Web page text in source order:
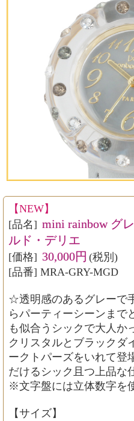
【NEW】
[品名] mini rainbow グ
ルド・デリエ
[価格] 30,000円 (税別)
[品番] MRA-GRY-MGD
☆透明感のあるグレーで
らパーティーシーンまで
も似合うシックで大人か
クリスタルとブラックダ
ークトパーズをいれて登
だけるシック且つ上品な
※文字盤には立体数字を
【サイズ】